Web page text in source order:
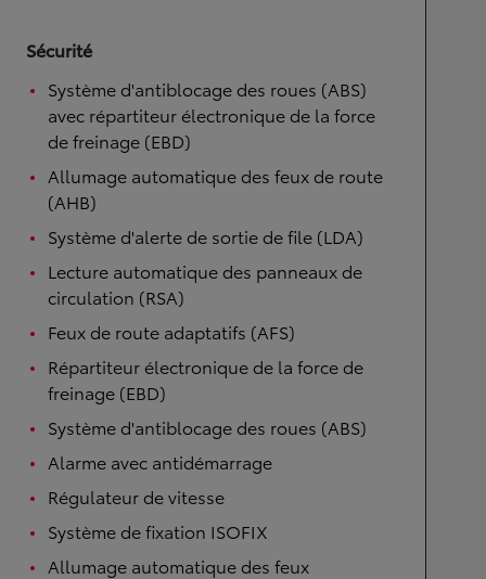
Sécurité
Système d'antiblocage des roues (ABS)
avec répartiteur électronique de la force
de freinage (EBD)
Allumage automatique des feux de route
(AHB)
Système d'alerte de sortie de file (LDA)
Lecture automatique des panneaux de
circulation (RSA)
Feux de route adaptatifs (AFS)
Répartiteur électronique de la force de
freinage (EBD)
Système d'antiblocage des roues (ABS)
Alarme avec antidémarrage
Régulateur de vitesse
Système de fixation ISOFIX
Allumage automatique des feux